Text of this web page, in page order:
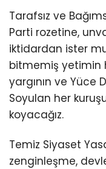
Tarafsız ve
Parti rozetine,
iktidardan ister
bitmemiş yetimin
yargının ve Yüce
Soyulan her
koyacağız.
Temiz Siyaset
zenginleşme,